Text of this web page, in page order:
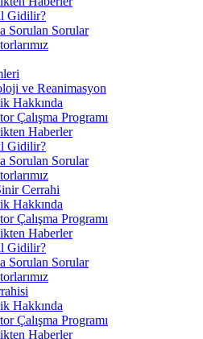
Gidilir?
Sorulan Sorular
ve Reanimasyon
Hakkında
Çalışma Programı
Haberler
Gidilir?
Sorulan Sorular
Cerrahi
Hakkında
Çalışma Programı
Haberler
Gidilir?
Sorulan Sorular
Hakkında
Çalışma Programı
Haberler